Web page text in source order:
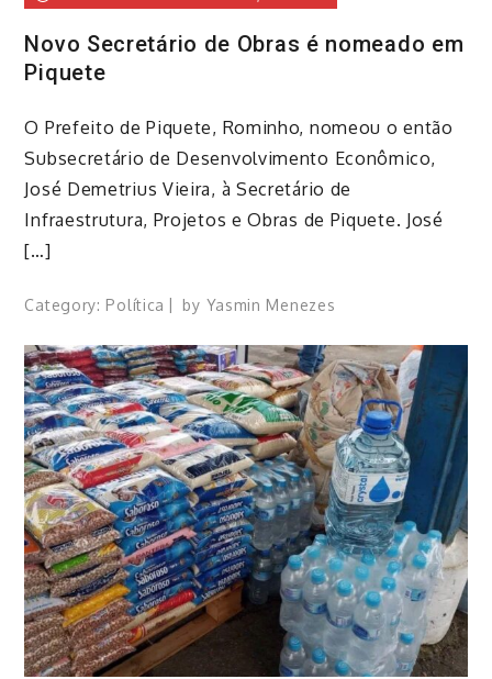
Novo Secretário de Obras é nomeado em
Piquete
O Prefeito de Piquete, Rominho, nomeou o então
Subsecretário de Desenvolvimento Econômico,
José Demetrius Vieira, à Secretário de
Infraestrutura, Projetos e Obras de Piquete. José
[…]
Category: Política by Yasmin Menezes